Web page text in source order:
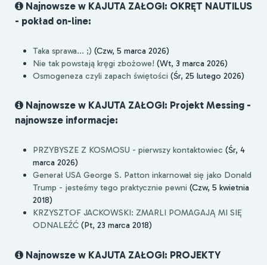
Najnowsze w KAJUTA ZAŁOGI: OKRĘT NAUTILUS
- pokład on-line:
Taka sprawa... ;) (Czw, 5 marca 2026)
Nie tak powstają kręgi zbożowe! (Wt, 3 marca 2026)
Osmogeneza czyli zapach świętości (Śr, 25 lutego 2026)
Najnowsze w KAJUTA ZAŁOGI: Projekt Messing -
najnowsze informacje:
PRZYBYSZE Z KOSMOSU - pierwszy kontaktowiec (Śr, 4
marca 2026)
Generał USA George S. Patton inkarnował się jako Donald
Trump - jesteśmy tego praktycznie pewni (Czw, 5 kwietnia
2018)
KRZYSZTOF JACKOWSKI: ZMARLI POMAGAJĄ MI SIĘ
ODNALEŹĆ (Pt, 23 marca 2018)
Najnowsze w KAJUTA ZAŁOGI: PROJEKTY